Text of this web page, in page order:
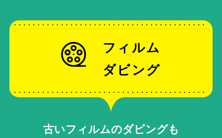
フィルム
ダビング
古いフィルムのダビングも